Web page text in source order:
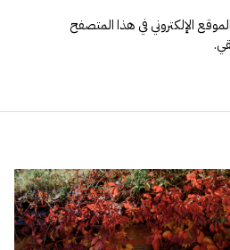
الإلكتروني في هذا المتصفح